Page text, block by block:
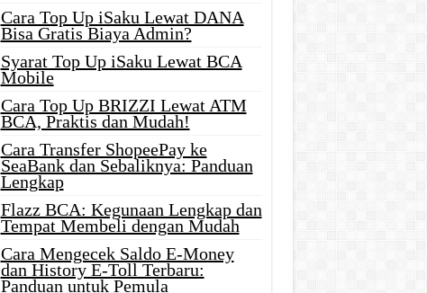
Cara Top Up iSaku Lewat DANA
Bisa Gratis Biaya Admin?
Syarat Top Up iSaku Lewat BCA
Mobile
Cara Top Up BRIZZI Lewat ATM
BCA, Praktis dan Mudah!
Cara Transfer ShopeePay ke
SeaBank dan Sebaliknya: Panduan
Lengkap
Flazz BCA: Kegunaan Lengkap dan
Tempat Membeli dengan Mudah
Cara Mengecek Saldo E-Money
dan History E-Toll Terbaru:
Panduan untuk Pemula